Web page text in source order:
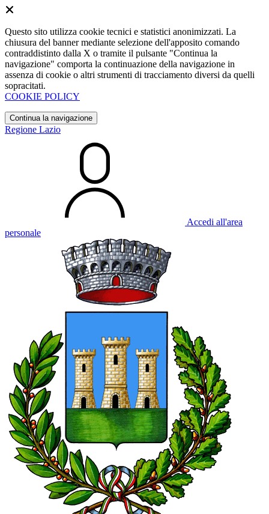
Questo sito utilizza cookie tecnici e statistici anonimizzati. La
chiusura del banner mediante selezione dell'apposito comando
contraddistinto dalla X o tramite il pulsante "Continua la
navigazione" comporta la continuazione della navigazione in
assenza di cookie o altri strumenti di tracciamento diversi da quelli
sopracitati.
COOKIE POLICY
Continua la navigazione
Regione Lazio
Accedi all'area
personale